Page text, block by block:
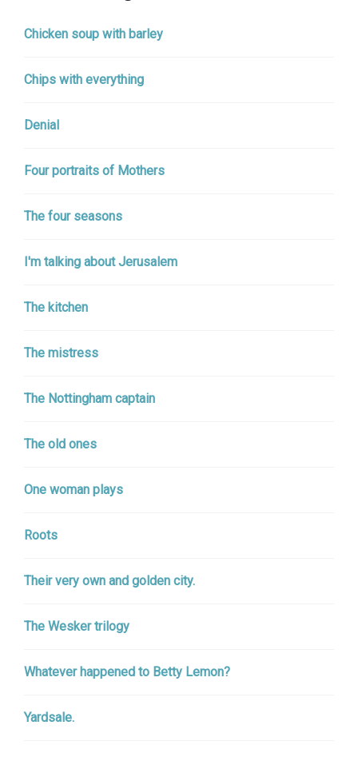
Chicken soup with barley
Chips with everything
Denial
Four portraits of Mothers
The four seasons
I'm talking about Jerusalem
The kitchen
The mistress
The Nottingham captain
The old ones
One woman plays
Roots
Their very own and golden city.
The Wesker trilogy
Whatever happened to Betty Lemon?
Yardsale.